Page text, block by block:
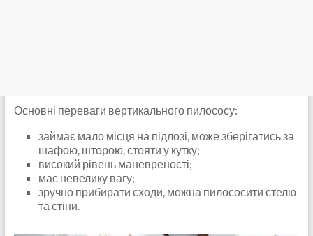
Основні переваги вертикального пилососу:
займає мало місця на підлозі, може зберігатись за
шафою, шторою, стояти у кутку;
високий рівень маневреності;
має невелику вагу;
зручно прибирати сходи, можна пилососити стелю
та стіни.